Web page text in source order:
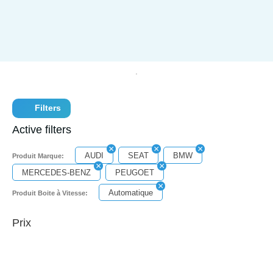
Filters
Active filters
Produit Marque: AUDI SEAT
BMW
MERCEDES-BENZ
PEUGOET
Produit Boite à Vitesse: Automatique
Prix